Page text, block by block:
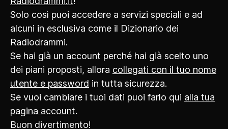
Solo così puoi accedere a servizi speciali e ad
alcuni in esclusiva come il Dizionario dei
Radiodrammi.
Se hai già un account perché hai già scelto uno
dei piani proposti, allora collegati con il tuo nome
utente e password in tutta sicurezza.
Se vuoi cambiare i tuoi dati puoi farlo qui alla tua
pagina account.
Buon divertimento!